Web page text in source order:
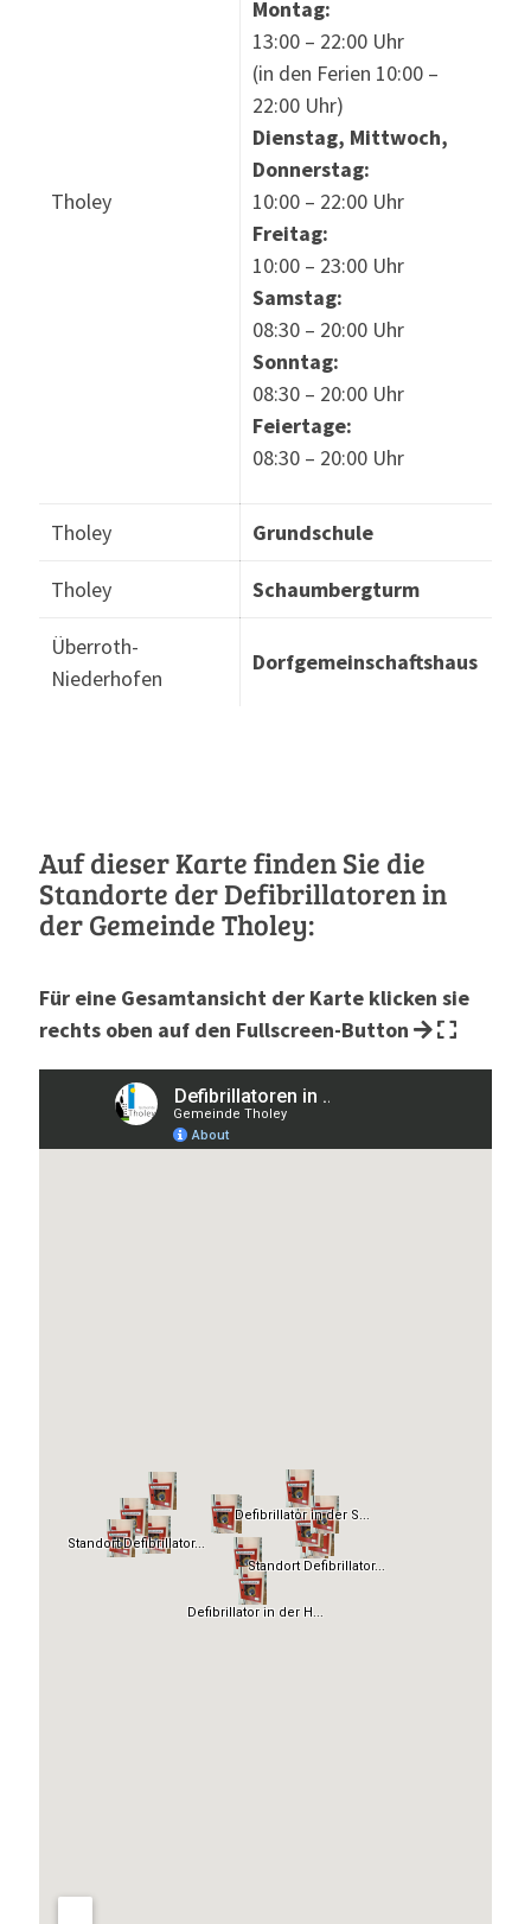
Tholey
Montag:
13:00 – 22:00 Uhr
(in den Ferien 10:00 –
22:00 Uhr)
Dienstag, Mittwoch,
Donnerstag:
10:00 – 22:00 Uhr
Freitag:
10:00 – 23:00 Uhr
Samstag:
08:30 – 20:00 Uhr
Sonntag:
08:30 – 20:00 Uhr
Feiertage:
08:30 – 20:00 Uhr
Tholey Grundschule
Tholey Schaumbergturm
Überroth-
Niederhofen
Dorfgemeinschaftshaus
Auf dieser Karte finden Sie die
Standorte der Defibrillatoren in
der Gemeinde Tholey:
Für eine Gesamtansicht der Karte klicken sie
rechts oben auf den Fullscreen-Button